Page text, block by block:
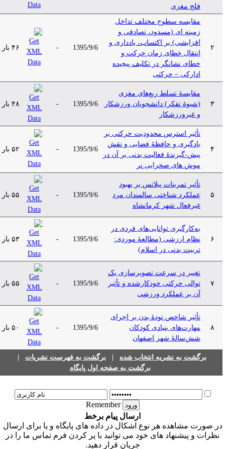
فلج مغزی
مقایسه سطوح مختلف تداخل
زمینه ای (مسدود، تصادفی و
افزایشی) بر اکتساب، یادداری و
انتقال خطای زمان حرکت و
خطای نشانگر در تکلیف پیچیده
ادارکی – حرکتی
1395/9/6 ۴۶ بار
مقایسۀ تسلط ربع‌های مغزی
(شیوۀ تفکر) دانشجویان ورزشکار
و غیرورزشکار
1395/9/6 ۴۸ بار
تأثیر استرس محدودیت حرکتی بر
یادگیری و حافظۀ فضایی و نقش
پیش-گیرندۀ فعالیت بدنی بر آن در
موش های صحرایی نر
1395/9/6 ۵۲ بار
تأثیر تمرینات پیلاتس بر بهبود
عملکرد شناختی سالمندان مرد
غیرفعال شهر کرمانشاه
1395/9/6 ۵۵ بار
به‌کارگیری توانایی‌های فردی در
نظام ارزشی (مطالعۀ موردی:
تربیت بدنی در اسلام)
1395/9/6 ۵۳ بار
تغییر در سرعت تصویرسازی یک
توالی حرکتی خودکارشده و تأثیر
آن بر عملکرد ورزشی
1395/9/6 ۵۵ بار
تأثیر شاخص تودۀ بدن بر اجرای
مهارت‌های بنیادی کودکان
شش‌سالۀ شهر اصفهان
1395/9/6 ۵۰ بار
برگشت به نشریه انتخاب شده| برگشت به فهرست نشریات|
برگشت به صفحه اول پایگاه
Remember
ارسال پیام برخط
صورت مشاهده هر نوع اشکال در داده های پایگاه و یا برای ارسال
نظرات و پیشنهاد های خود می توانید با پر کردن فرم تماس ما را در
جریان قرار دهید.